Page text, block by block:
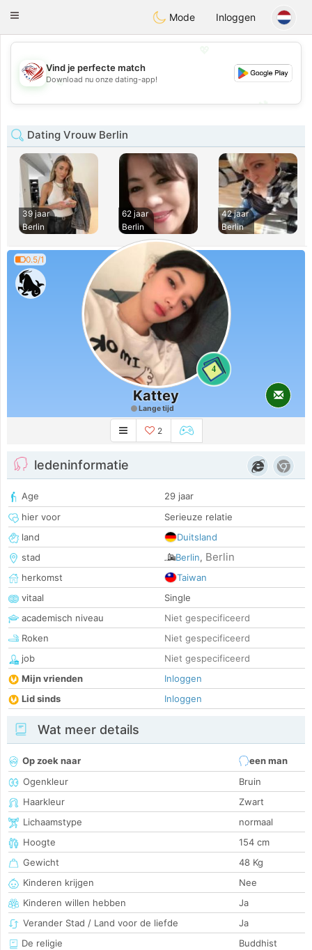
StatesDating
Toggle
Mode Inloggen
💖
💕
Vind je perfecte match
Download nu onze dating-app!
Dating Vrouw Berlin
39 jaar
Berlin
62 jaar
Berlin
42 jaar
Berlin
0.5/1
4
Kattey
Lange tijd
2
ledeninformatie
Age
29 jaar
hier voor
Serieuze relatie
land
Duitsland
stad
Berlin, Berlin
herkomst
Taiwan
vitaal
Single
academisch niveau
Niet gespecificeerd
Roken
Niet gespecificeerd
job
Niet gespecificeerd
Mijn vrienden
Inloggen
Lid sinds
Inloggen
Wat meer details
Op zoek naar
een man
Ogenkleur
Bruin
Haarkleur
Zwart
Lichaamstype
normaal
Hoogte
154 cm
Gewicht
48 Kg
Kinderen krijgen
Nee
Kinderen willen hebben
Ja
Verander Stad / Land voor de liefde
Ja
De religie
Buddhist